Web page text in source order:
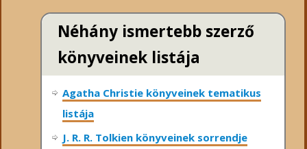
Néhány ismertebb szerző
könyveinek listája
Agatha Christie könyveinek tematikus
listája
J. R. R. Tolkien könyveinek sorrendje